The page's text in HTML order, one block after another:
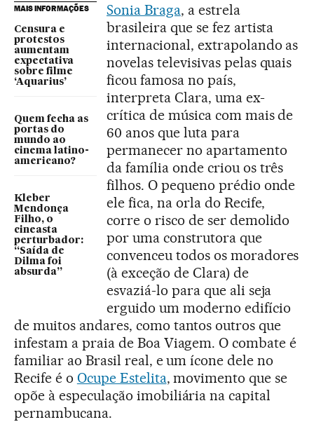
MAIS INFORMAÇÕES
Censura e
protestos
aumentam
expectativa
sobre filme
‘Aquarius’
Quem fecha as
portas do
mundo ao
cinema latino-
americano?
Kleber
Mendonça
Filho, o
cineasta
perturbador:
“Saída de
Dilma foi
absurda”
Sonia Braga, a estrela
brasileira que se fez artista
internacional, extrapolando as
novelas televisivas pelas quais
ficou famosa no país,
interpreta Clara, uma ex-
crítica de música com mais de
60 anos que luta para
permanecer no apartamento
da família onde criou os três
filhos. O pequeno prédio onde
ele fica, na orla do Recife,
corre o risco de ser demolido
por uma construtora que
convenceu todos os moradores
(à exceção de Clara) de
esvaziá-lo para que ali seja
erguido um moderno edifício
de muitos andares, como tantos outros que
infestam a praia de Boa Viagem. O combate é
familiar ao Brasil real, e um ícone dele no
Recife é o Ocupe Estelita, movimento que se
opõe à especulação imobiliária na capital
pernambucana.